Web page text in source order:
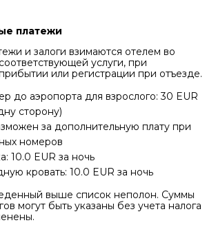
платежи
и залоги взимаются отелем во
услуги, при
или регистрации при отъезде.
до аэропорта для взрослого: 30 EUR
сторону)
за дополнительную плату при
номеров
10.0 EUR за ночь
кровать: 10.0 EUR за ночь
выше список неполон. Суммы
могут быть указаны без учета налога